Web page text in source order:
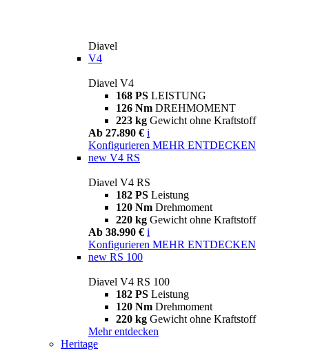
Diavel
V4
Diavel V4
168 PS LEISTUNG
126 Nm DREHMOMENT
223 kg Gewicht ohne Kraftstoff
Ab 27.890 € i
Konfigurieren MEHR ENTDECKEN
new V4 RS
Diavel V4 RS
182 PS Leistung
120 Nm Drehmoment
220 kg Gewicht ohne Kraftstoff
Ab 38.990 € i
Konfigurieren MEHR ENTDECKEN
new RS 100
Diavel V4 RS 100
182 PS Leistung
120 Nm Drehmoment
220 kg Gewicht ohne Kraftstoff
Mehr entdecken
Heritage